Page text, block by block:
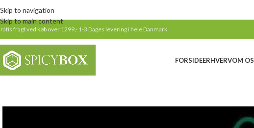
Skip to navigation
Skip to main content
fragt ved køb over 1299,- 1-3 Dages levering i hele Danmark
FORSIDEERHVERVOM OS